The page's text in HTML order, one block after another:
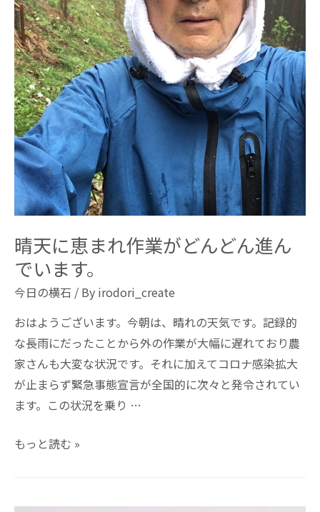
晴天に恵まれ作業がどんどん進ん
でいます。
今日の横石 / By irodori_create
おはようございます。今朝は、晴れの天気です。記録的
な長雨にだったことから外の作業が大幅に遅れており農
家さんも大変な状況です。それに加えてコロナ感染拡大
が止まらず緊急事態宣言が全国的に次々と発令されてい
ます。この状況を乗り …
もっと読む »